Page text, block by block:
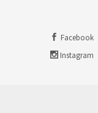
Facebook
Instagram